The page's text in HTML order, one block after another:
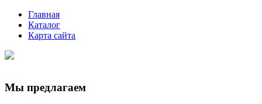
Главная
Каталог
Карта сайта
Мы предлагаем